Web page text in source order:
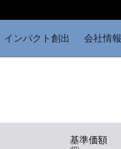
インパクト創出 会社情報
基準価額